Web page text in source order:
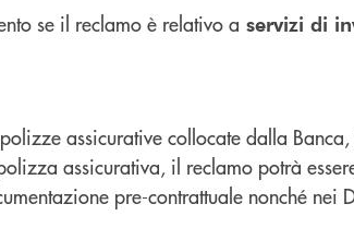
se il reclamo è relativo a servizi di
assicurative collocate dalla
assicurativa, il reclamo potrà
pre-contrattuale nonché